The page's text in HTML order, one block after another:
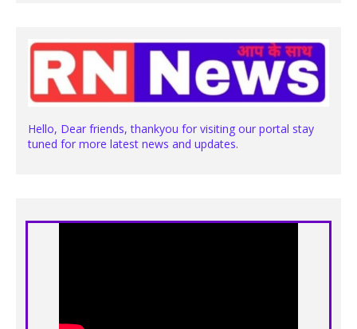
Hello, Dear friends, thankyou for visiting our portal stay
tuned for more latest news and updates.